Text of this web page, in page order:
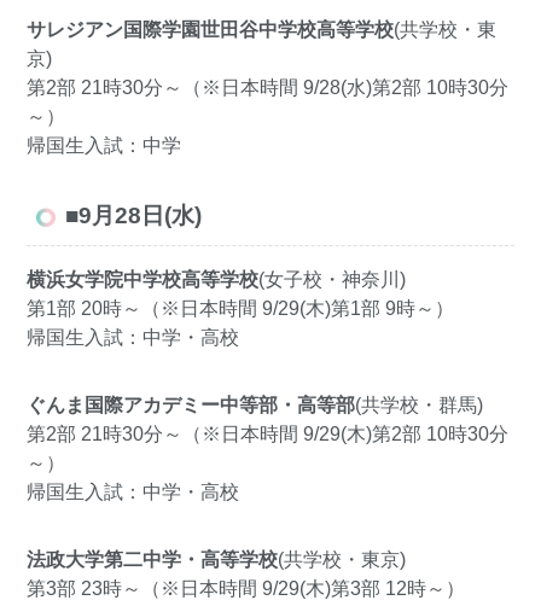
サレジアン国際学園世田谷中学校高等学校(共学校・東
京)
第2部 21時30分～（※日本時間 9/28(水)第2部 10時30分
～）
帰国生入試：中学
■9月28日(水)
横浜女学院中学校高等学校(女子校・神奈川)
第1部 20時～（※日本時間 9/29(木)第1部 9時～）
帰国生入試：中学・高校
ぐんま国際アカデミー中等部・高等部(共学校・群馬)
第2部 21時30分～（※日本時間 9/29(木)第2部 10時30分
～）
帰国生入試：中学・高校
法政大学第二中学・高等学校(共学校・東京)
第3部 23時～（※日本時間 9/29(木)第3部 12時～）